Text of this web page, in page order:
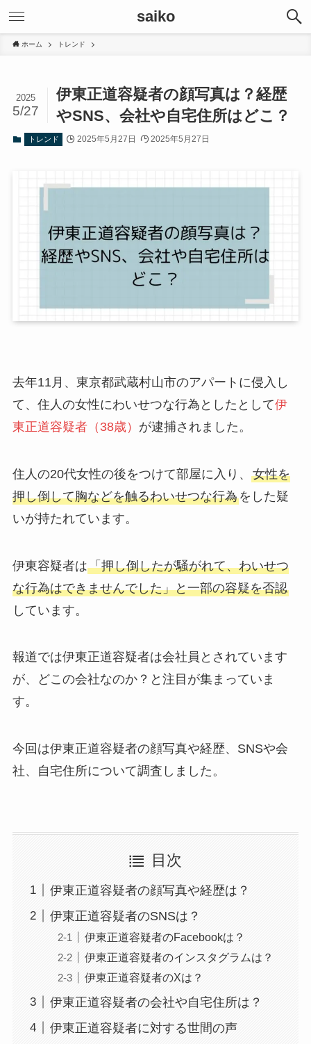
saiko
ホーム トレンド
伊東正道容疑者の顔写真は？経歴
やSNS、会社や自宅住所はどこ？
2025
5/27
トレンド 2025年5月27日 2025年5月27日
去年11月、東京都武蔵村山市のアパートに侵入し
て、住人の女性にわいせつな行為としたとして伊
東正道容疑者（38歳） が逮捕されました。
住人の20代女性の後をつけて部屋に入り、 女性を
押し倒して胸などを触るわいせつな行為をした疑
いが持たれています。
伊東容疑者は「押し倒したが騒がれて、わいせつ
な行為はできませんでした」と一部の容疑を否認
しています。
報道では伊東正道容疑者は会社員とされています
が、どこの会社なのか？と注目が集まっていま
す。
今回は伊東正道容疑者の顔写真や経歴、SNSや会
社、自宅住所について調査しました。
目次
伊東正道容疑者の顔写真や経歴は？
伊東正道容疑者のSNSは？
伊東正道容疑者のFacebookは？
伊東正道容疑者のインスタグラムは？
伊東正道容疑者のXは？
伊東正道容疑者の会社や自宅住所は？
伊東正道容疑者に対する世間の声